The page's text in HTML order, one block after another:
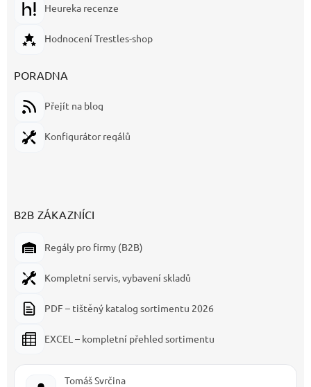
Heureka recenze
Hodnocení Trestles-shop
PORADNA
Přejít na blog
Konfigurátor regálů
B2B ZÁKAZNÍCI
Regály pro firmy (B2B)
Kompletní servis, vybavení skladů
PDF – tištěný katalog sortimentu 2026
EXCEL – kompletní přehled sortimentu
Tomáš Svrčina